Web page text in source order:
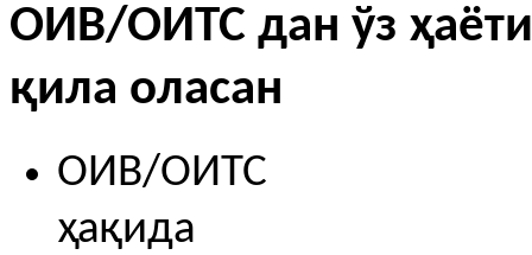
ОИВ/ОИТС дан ўз
қила оласан
ОИВ/ОИТС
ҳақида